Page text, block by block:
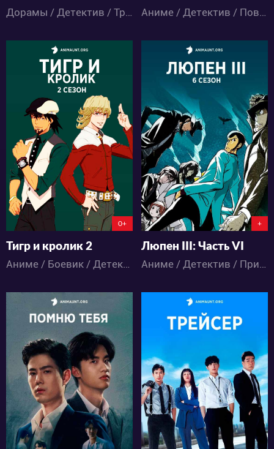
Дорамы / Детектив / Триллер Аниме / Детектив / Повседневность / Сёнэн
6405
15 7
0+
Тигр и кролик 2
Аниме / Боевик / Детектив / Комедия / Экшен
33572
8 64
+
Люпен III: Часть VI
Аниме / Детектив / Приключения / Экшен
14801
23 16
7719
11 6